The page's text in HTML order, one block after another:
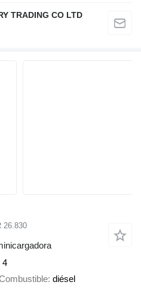
TRADING CO LTD
26.830
4
diésel